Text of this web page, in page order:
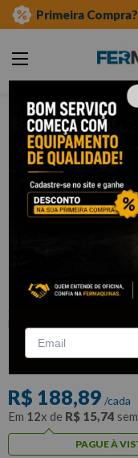
Primeira
encaixe 1/4"
R$179
R$ 188,89 /cada
Em 12x de R$ 15,74
PAGUE À